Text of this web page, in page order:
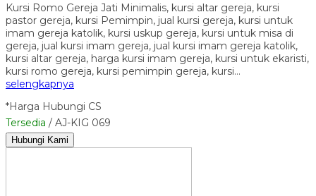
Kursi Romo Gereja Jati Minimalis, kursi altar gereja, kursi
pastor gereja, kursi Pemimpin, jual kursi gereja, kursi untuk
imam gereja katolik, kursi uskup gereja, kursi untuk misa di
gereja, jual kursi imam gereja, jual kursi imam gereja katolik,
kursi altar gereja, harga kursi imam gereja, kursi untuk ekaristi,
kursi romo gereja, kursi pemimpin gereja, kursi…
selengkapnya
*Harga Hubungi CS
Tersedia / AJ-KIG 069
Hubungi Kami